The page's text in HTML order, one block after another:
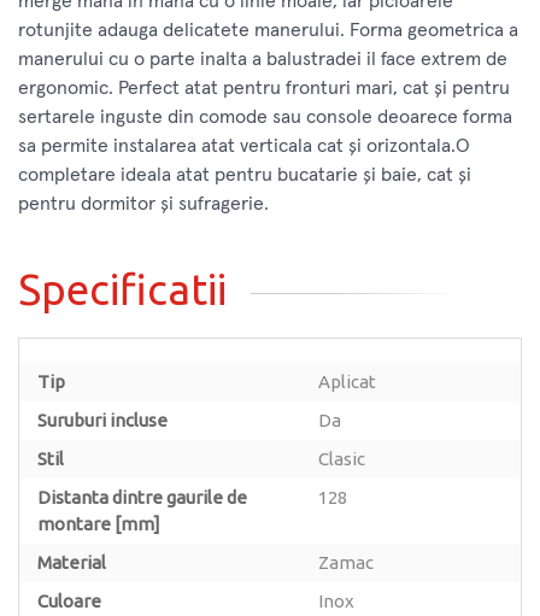
rotunjite adauga delicatete manerului. Forma geometrica a
manerului cu o parte inalta a balustradei il face extrem de
ergonomic. Perfect atat pentru fronturi mari, cat și pentru
sertarele inguste din comode sau console deoarece forma
sa permite instalarea atat verticala cat și orizontala.O
completare ideala atat pentru bucatarie și baie, cat și
pentru dormitor și sufragerie.
Specificatii
Tip
Aplicat
Suruburi incluse
Da
Stil
Clasic
Distanta dintre gaurile de
montare [mm]
128
Material
Zamac
Culoare
Inox